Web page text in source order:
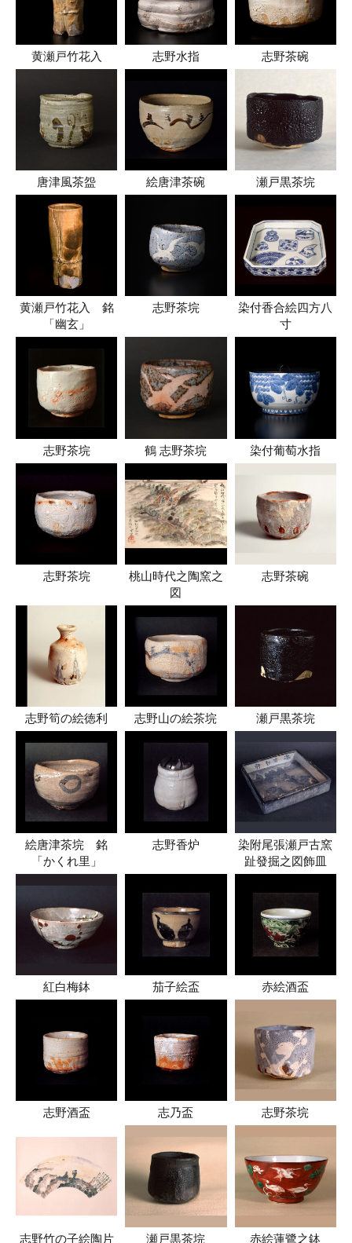
黄瀬戸竹花入 志野水指 志野茶碗
唐津風茶盌 絵唐津茶碗 瀬戸黒茶垸
黄瀬戸竹花入 銘
「幽玄」
志野茶垸
染付香合絵四方八
寸
志野茶垸 鶴 志野茶垸 染付葡萄水指
志野茶垸
桃山時代之陶窯之
図
志野茶碗
志野筍の絵徳利 志野山の絵茶垸 瀬戸黒茶垸
絵唐津茶垸 銘
「かくれ里」
志野香炉
染附尾張瀬戸古窯
趾發掘之図飾皿
紅白梅鉢 茄子絵盃 赤絵酒盃
志野酒盃 志乃盃 志野茶垸
志野竹の子絵陶片 瀬戸黒茶垸 赤絵蓮鷺之鉢